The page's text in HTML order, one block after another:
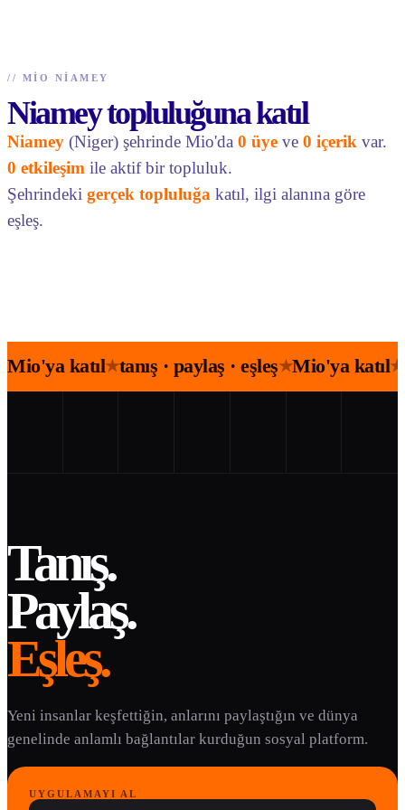
// MIO NIAMEY
Niamey topluluğuna katıl
Niamey (Niger) şehrinde Mio'da 0 üye ve 0 içerik var.
0 etkileşim ile aktif bir topluluk.
Şehrindeki gerçek topluluğa katıl, ilgi alanına göre
eşleş.
Mio'ya katıl★tanış · paylaş · eşleş★Mio'ya katıl★
Tanış.
Paylaş.
Eşleş.
Yeni insanlar keşfettiğin, anlarını paylaştığın ve dünya
genelinde anlamlı bağlantılar kurduğun sosyal platform.
UYGULAMAYI AL